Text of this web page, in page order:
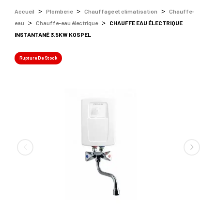
Accueil Plomberie Chauffage et climatisation
Chauffe-
eau
Chauffe-eau électrique
CHAUFFE EAU ÉLECTRIQUE
INSTANTANÉ 3.5KW KOSPEL
Rupture De Stock